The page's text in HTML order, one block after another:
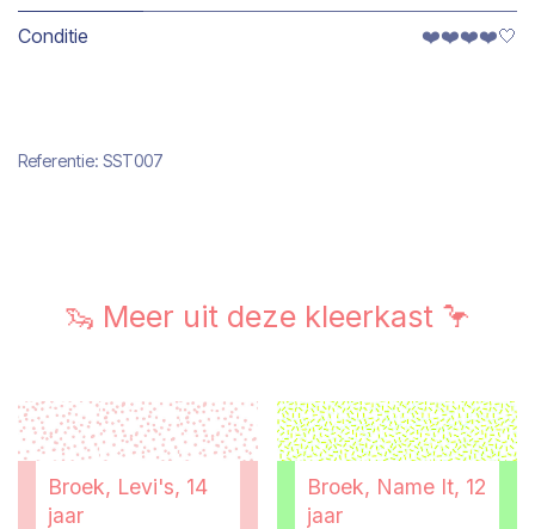
Conditie ❤️❤️❤️❤️🤍
Referentie: SST007
🦦 Meer uit deze kleerkast 🦩
Broek, Levi's, 14
jaar
Broek, Name It, 12
jaar